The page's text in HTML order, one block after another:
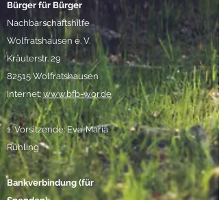
Bürger für Bürger
Nachbarschaftshilfe
Wolfratshausen e. V.
Kräuterstr. 29
82515 Wolfratshausen
Internet: www.bfb-wor.de
1. Vorsitzende: Eva-Maria
Rühling
Bankverbindung (für